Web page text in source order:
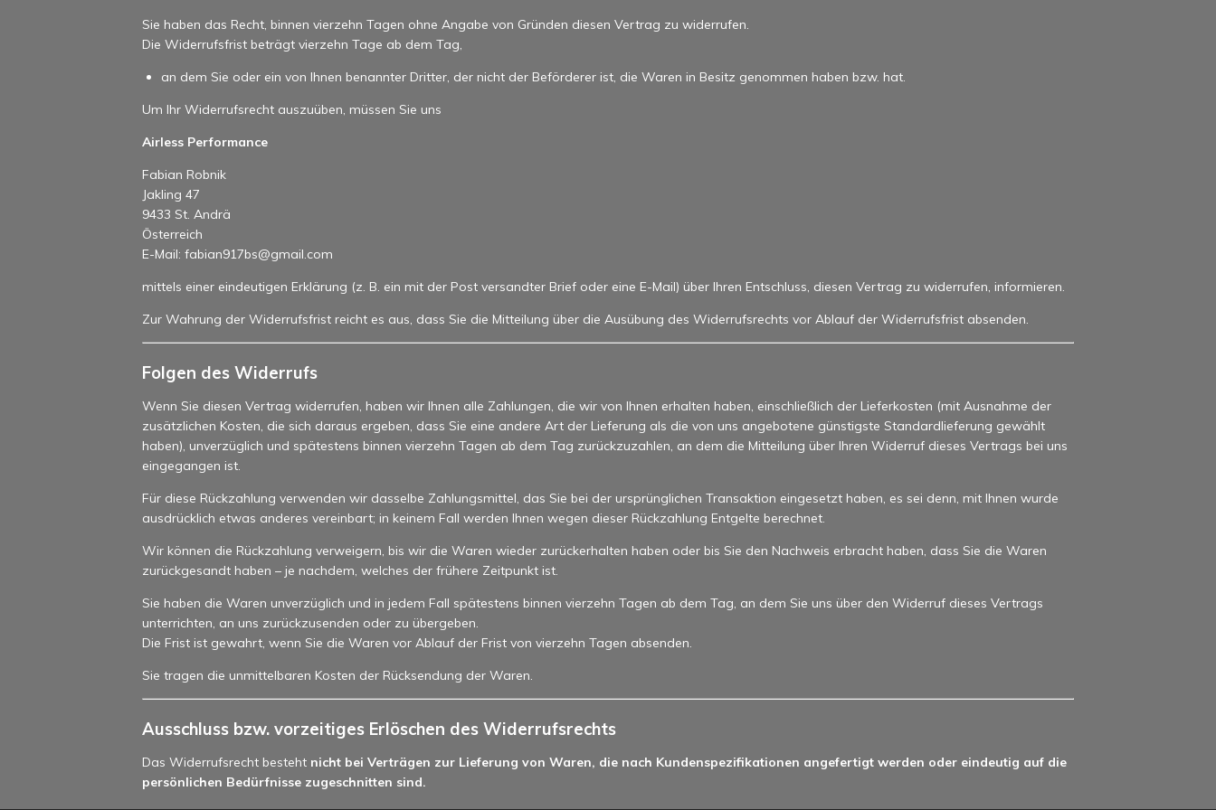
Sie haben das Recht, binnen vierzehn Tagen ohne Angabe von Gründen diesen Vertrag zu widerrufen.
Die Widerrufsfrist beträgt vierzehn Tage ab dem Tag,
an dem Sie oder ein von Ihnen benannter Dritter, der nicht der Beförderer ist, die Waren in Besitz genommen haben bzw. hat.
Um Ihr Widerrufsrecht auszuüben, müssen Sie uns
Airless Performance
Fabian Robnik
Jakling 47
9433 St. Andrä
Österreich
E-Mail: fabian917bs@gmail.com
mittels einer eindeutigen Erklärung (z. B. ein mit der Post versandter Brief oder eine E-Mail) über Ihren Entschluss, diesen Vertrag zu widerrufen, informieren.
Zur Wahrung der Widerrufsfrist reicht es aus, dass Sie die Mitteilung über die Ausübung des Widerrufsrechts vor Ablauf der Widerrufsfrist absenden.
Folgen des Widerrufs
Wenn Sie diesen Vertrag widerrufen, haben wir Ihnen alle Zahlungen, die wir von Ihnen erhalten haben, einschließlich der Lieferkosten (mit Ausnahme der
zusätzlichen Kosten, die sich daraus ergeben, dass Sie eine andere Art der Lieferung als die von uns angebotene günstigste Standardlieferung gewählt
haben), unverzüglich und spätestens binnen vierzehn Tagen ab dem Tag zurückzuzahlen, an dem die Mitteilung über Ihren Widerruf dieses Vertrags bei uns
eingegangen ist.
Für diese Rückzahlung verwenden wir dasselbe Zahlungsmittel, das Sie bei der ursprünglichen Transaktion eingesetzt haben, es sei denn, mit Ihnen wurde
ausdrücklich etwas anderes vereinbart; in keinem Fall werden Ihnen wegen dieser Rückzahlung Entgelte berechnet.
Wir können die Rückzahlung verweigern, bis wir die Waren wieder zurückerhalten haben oder bis Sie den Nachweis erbracht haben, dass Sie die Waren
zurückgesandt haben – je nachdem, welches der frühere Zeitpunkt ist.
Sie haben die Waren unverzüglich und in jedem Fall spätestens binnen vierzehn Tagen ab dem Tag, an dem Sie uns über den Widerruf dieses Vertrags
unterrichten, an uns zurückzusenden oder zu übergeben.
Die Frist ist gewahrt, wenn Sie die Waren vor Ablauf der Frist von vierzehn Tagen absenden.
Sie tragen die unmittelbaren Kosten der Rücksendung der Waren.
Ausschluss bzw. vorzeitiges Erlöschen des Widerrufsrechts
Das Widerrufsrecht besteht nicht bei Verträgen zur Lieferung von Waren, die nach Kundenspezifikationen angefertigt werden oder eindeutig auf die
persönlichen Bedürfnisse zugeschnitten sind.